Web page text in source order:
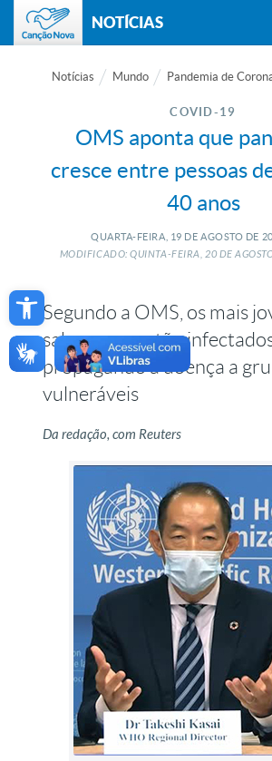
Open toolbar
NOTÍCIAS
Notícias Mundo Pandemia de
COVID-19
OMS aponta que
cresce entre pessoas
40 anos
QUARTA-FEIRA, 19 DE AGOSTO DE
MODIFICADO: QUINTA-FEIRA, 20 DE
Segundo a OMS, os mais
sabem que estão
propagando a doença a
vulneráveis
Da redação, com Reuters